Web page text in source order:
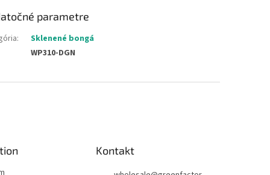
parametre
:
Sklenené bongá
WP310-DGN
Kontakt